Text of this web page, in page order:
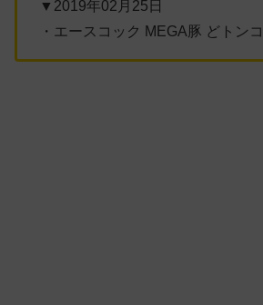
▼2019年02月25日
・エースコック MEGA豚 どトン